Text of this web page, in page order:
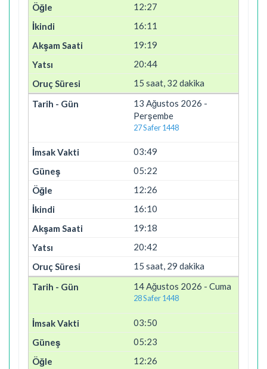
12:27
16:11
19:19
20:44
15 saat, 32 dakika
13 Ağustos 2026 -
Perşembe
27 Safer 1448
03:49
05:22
12:26
16:10
19:18
20:42
15 saat, 29 dakika
14 Ağustos 2026 - Cuma
28 Safer 1448
03:50
05:23
12:26